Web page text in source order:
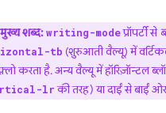
मुख्य शब्द:writing-modeप्रॉपर्टी से
tb (शुरुआती वैल्यू) में
करता है. अन्य वैल्यू में हॉरिज़ॉन्टल
lrकी तरह) या दाईं से बाईं